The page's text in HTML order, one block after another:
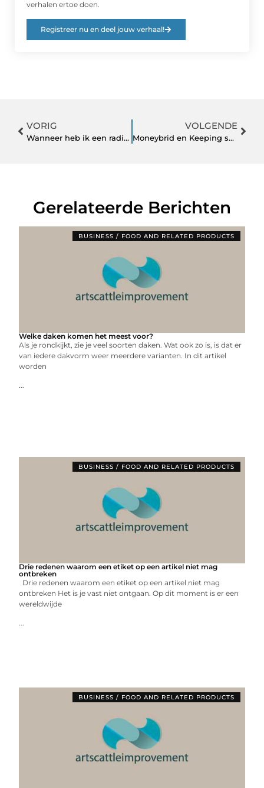
verhalen ertoe doen.
Registreer nu en deel jouw verhaal!
VORIG
Wanneer heb ik een radiateur reparatie nodig?
VOLGENDE
Moneybrid en Keeping samen om uren makkelijk te factureren
Gerelateerde Berichten
BUSINESS / FOOD AND RELATED PRODUCTS
Welke daken komen het meest voor?
Als je rondkijkt, zie je veel soorten daken. Wat ook zo is, is dat er
van iedere dakvorm weer meerdere varianten. In dit artikel
worden
...
BUSINESS / FOOD AND RELATED PRODUCTS
Drie redenen waarom een etiket op een artikel niet mag
ontbreken
Drie redenen waarom een etiket op een artikel niet mag
ontbreken Het is je vast niet ontgaan. Op dit moment is er een
wereldwijde
...
BUSINESS / FOOD AND RELATED PRODUCTS